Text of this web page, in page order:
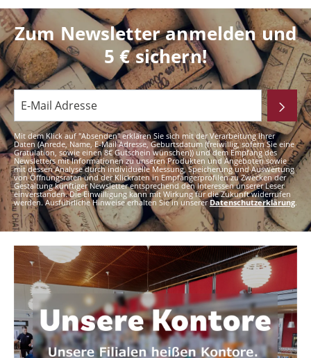
Zum Newsletter anmelden und
5 € sichern!
Mit dem Klick auf "Absenden" erklären Sie sich mit der Verarbeitung Ihrer
Daten (Anrede, Name, E-Mail Adresse, Geburtsdatum (freiwillig, sofern Sie eine
Gratulation, sowie einen 8€ Gutschein wünschen)) und dem Empfang des
Newsletters mit Informationen zu unseren Produkten und Angeboten sowie
mit dessen Analyse durch individuelle Messung, Speicherung und Auswertung
von Öffnungsraten und der Klickraten in Empfängerprofilen zu Zwecken der
Gestaltung künftiger Newsletter entsprechend den Interessen unserer Leser
einverstanden. Die Einwilligung kann mit Wirkung für die Zukunft widerrufen
werden. Ausführliche Hinweise erhalten Sie in unsererDatenschutzerklärung.